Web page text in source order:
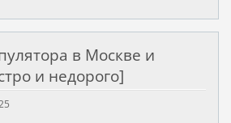
в Москве и
и недорого]